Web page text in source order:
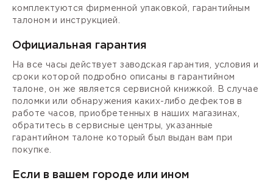
комплектуются фирменной упаковкой, гарантийным
талоном и инструкцией.
Официальная гарантия
На все часы действует заводская гарантия, условия и
сроки которой подробно описаны в гарантийном
талоне, он же является сервисной книжкой. В случае
поломки или обнаружения каких-либо дефектов в
работе часов, приобретенных в наших магазинах,
обратитесь в сервисные центры, указанные
гарантийном талоне который был выдан вам при
покупке.
Если в вашем городе или ином